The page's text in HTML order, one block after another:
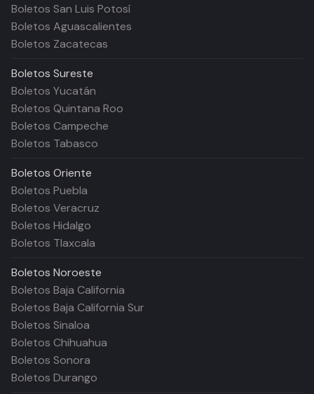
Boletos San Luis Potosí
Boletos Aguascalientes
Boletos Zacatecas
Boletos Sureste
Boletos Yucatán
Boletos Quintana Roo
Boletos Campeche
Boletos Tabasco
Boletos Oriente
Boletos Puebla
Boletos Veracruz
Boletos Hidalgo
Boletos Tlaxcala
Boletos Noroeste
Boletos Baja California
Boletos Baja California Sur
Boletos Sinaloa
Boletos Chihuahua
Boletos Sonora
Boletos Durango